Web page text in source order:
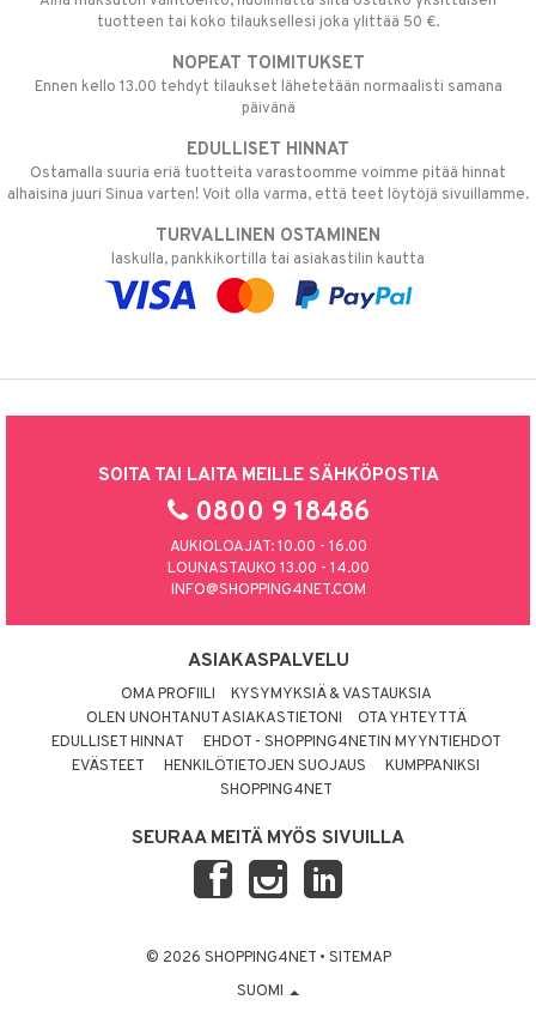
tuotteen tai koko tilauksellesi joka ylittää 50 €.
NOPEAT TOIMITUKSET
Ennen kello 13.00 tehdyt tilaukset lähetetään normaalisti samana
päivänä
EDULLISET HINNAT
Ostamalla suuria eriä tuotteita varastoomme voimme pitää hinnat
alhaisina juuri Sinua varten! Voit olla varma, että teet löytöjä sivuillamme.
TURVALLINEN OSTAMINEN
laskulla, pankkikortilla tai asiakastilin kautta
SOITA TAI LAITA MEILLE SÄHKÖPOSTIA
0800 9 18486
AUKIOLOAJAT: 10.00 - 16.00
LOUNASTAUKO 13.00 - 14.00
INFO@SHOPPING4NET.COM
ASIAKASPALVELU
OMA PROFIILI
KYSYMYKSIÄ & VASTAUKSIA
OLEN UNOHTANUT ASIAKASTIETONI
OTA YHTEYTTÄ
EDULLISET HINNAT
EHDOT - SHOPPING4NETIN MYYNTIEHDOT
EVÄSTEET
HENKILÖTIETOJEN SUOJAUS
KUMPPANIKSI
SHOPPING4NET
SEURAA MEITÄ MYÖS SIVUILLA
© 2026 SHOPPING4NET • SITEMAP
SUOMI